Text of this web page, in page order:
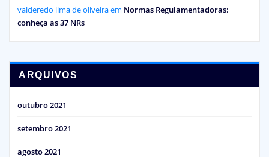
valderedo lima de oliveiraem Normas Regulamentadoras:
conheça as 37 NRs
ARQUIVOS
outubro 2021
setembro 2021
agosto 2021